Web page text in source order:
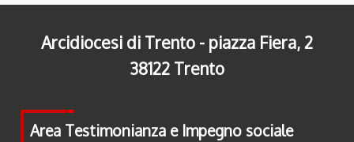
Arcidiocesi di Trento - piazza Fiera, 2
38122 Trento
Area Testimonianza e Impegno sociale